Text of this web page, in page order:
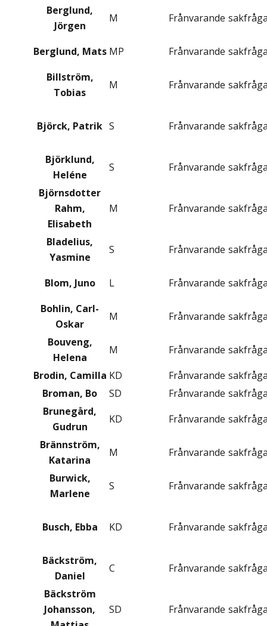
Berglund,
Jörgen
M Frånvarande
Berglund, Mats MP Frånvarande
Billström,
Tobias
M Frånvarande
Björck, Patrik S Frånvarande
Björklund,
Heléne
S Frånvarande
Björnsdotter
Rahm,
Elisabeth
M Frånvarande
Bladelius,
Yasmine
S Frånvarande
Blom, Juno L Frånvarande
Bohlin, Carl-
Oskar
M Frånvarande
Bouveng,
Helena
M Frånvarande
Brodin, Camilla KD Frånvarande
Broman, Bo
SD Frånvarande
Brunegård,
Gudrun
KD Frånvarande
Brännström,
Katarina
M Frånvarande
Burwick,
Marlene
S Frånvarande
Busch, Ebba KD Frånvarande
Bäckström,
Daniel
C Frånvarande
Bäckström
Johansson,
SD Frånvarande